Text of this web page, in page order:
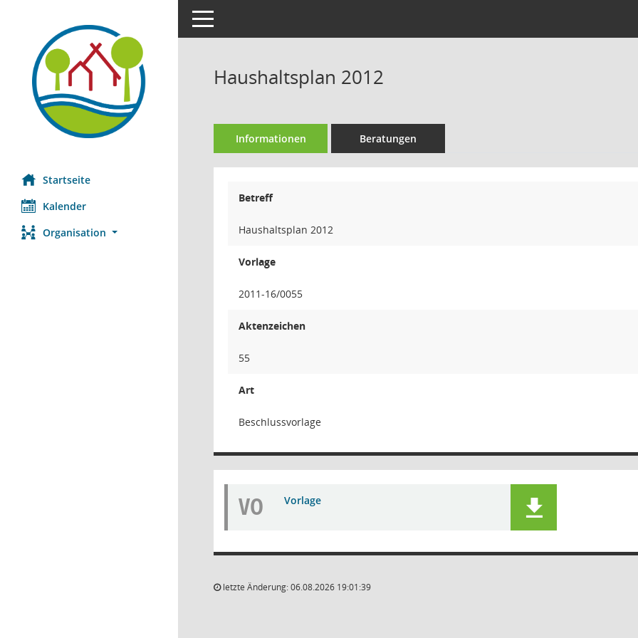
Startseite
Kalender
Organisation
Toggle navigation
Haushaltsplan 2012
Informationen Beratungen
Betreff
Haushaltsplan 2012
Vorlage
2011-16/0055
Aktenzeichen
55
Art
Beschlussvorlage
VO Vorlage
letzte Änderung: 06.08.2026 19:01:39